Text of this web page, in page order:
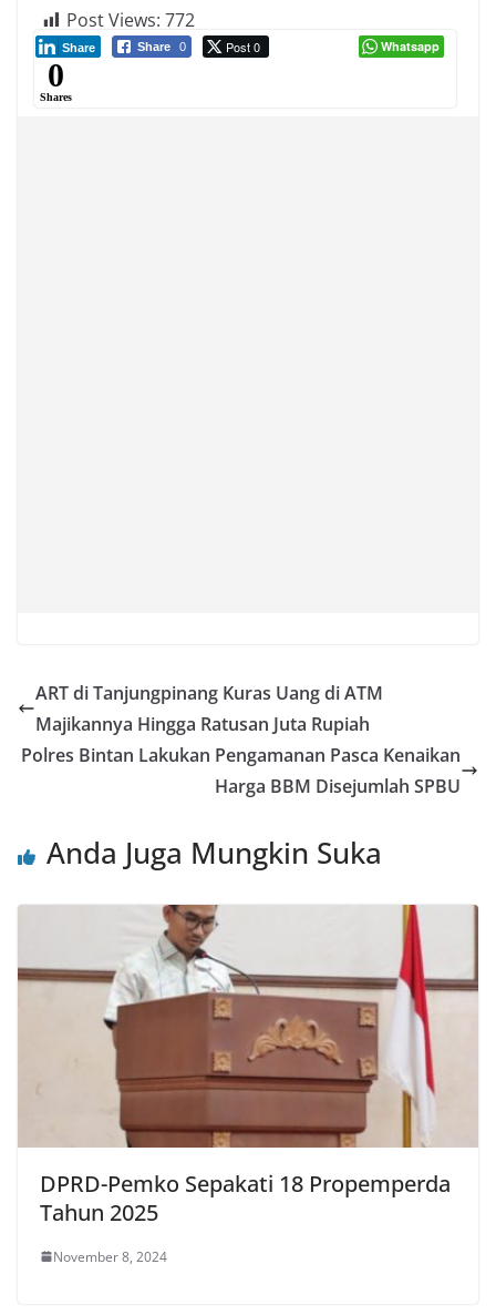
Post Views: 772
Share 0 Post 0
Share Whatsapp
0
Shares
ART di Tanjungpinang Kuras Uang di ATM
Majikannya Hingga Ratusan Juta Rupiah
Polres Bintan Lakukan Pengamanan Pasca Kenaikan
Harga BBM Disejumlah SPBU
Anda Juga Mungkin Suka
DPRD-Pemko Sepakati 18 Propemperda
Tahun 2025
November 8, 2024